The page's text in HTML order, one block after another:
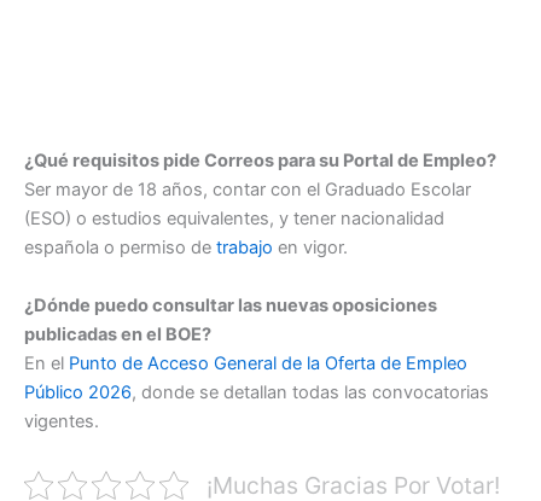
¿Qué requisitos pide Correos para su Portal de Empleo?
Ser mayor de 18 años, contar con el Graduado Escolar
(ESO) o estudios equivalentes, y tener nacionalidad
española o permiso de trabajo en vigor.
¿Dónde puedo consultar las nuevas oposiciones
publicadas en el BOE?
En el Punto de Acceso General de la Oferta de Empleo
Público 2026, donde se detallan todas las convocatorias
vigentes.
¡Muchas Gracias Por Votar!